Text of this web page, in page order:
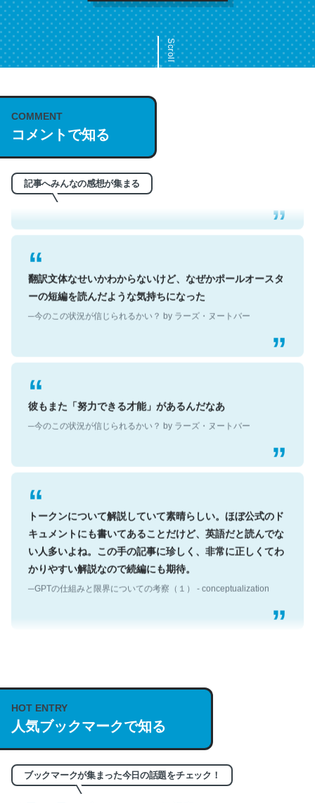
Scroll
COMMENT
コメントで知る
記事へみんなの感想が集まる
これは名文。彼はとてもクレバーなんだろうなと凄く思
う。英語少しでも読める人は原文もお勧め。自分はこの流
れ好き。Let’s Fucking Go. Then Covid hit. Shit.
─今のこの状況が信じられるかい？ by ラーズ・ヌートバー
翻訳文体なせいかわからないけど、なぜかポールオースタ
ーの短編を読んだような気持ちになった
彼もまた「努力できる才能」があるんだなあ
トークンについて解説していて素晴らしい。ほぼ公式のド
キュメントにも書いてあることだけど、英語だと読んでな
い人多いよね。この手の記事に珍しく、非常に正しくてわ
かりやすい解説なので続編にも期待。
─GPTの仕組みと限界についての考察（１） - conceptualization
説してる記事が少ないので貴重な良記事。/続編来た
https://isobe324649.hatenablog.com/entry/2023/03/27
/064121
─GPTの仕組みと限界についての考察（１） - conceptualization
HOT ENTRY
人気ブックマークで知る
ブックマークが集まった今日の話題をチェック！